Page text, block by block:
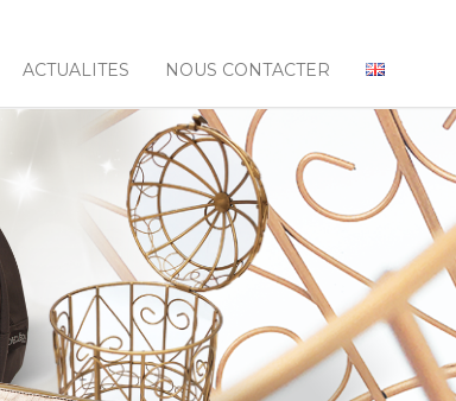
ACTUALITES NOUS CONTACTER